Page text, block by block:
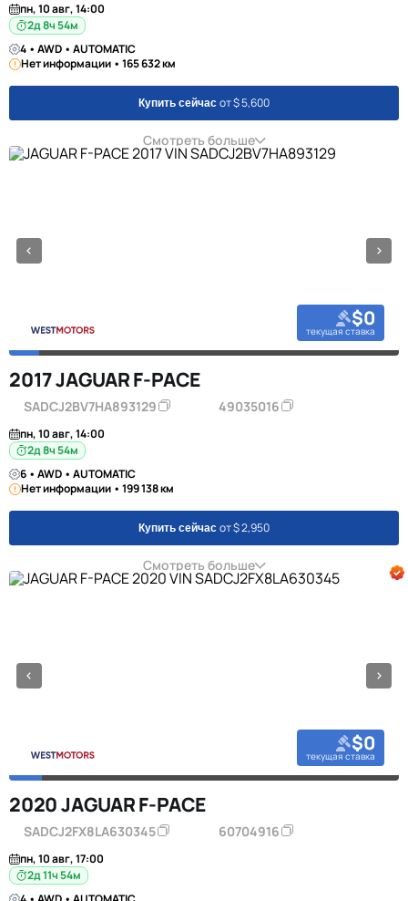
пн, 10 авг, 14:00
2д 8ч 54м
4 • AWD • AUTOMATIC
Нет информации • 165 632 км
Купить сейчас от $ 5,600
Смотреть больше
$0
текущая ставка
2017 JAGUAR F-PACE
SADCJ2BV7HA893129 49035016
пн, 10 авг, 14:00
2д 8ч 54м
6 • AWD • AUTOMATIC
Нет информации • 199 138 км
Купить сейчас от $ 2,950
Смотреть больше
$0
текущая ставка
2020 JAGUAR F-PACE
SADCJ2FX8LA630345 60704916
пн, 10 авг, 17:00
2д 11ч 54м